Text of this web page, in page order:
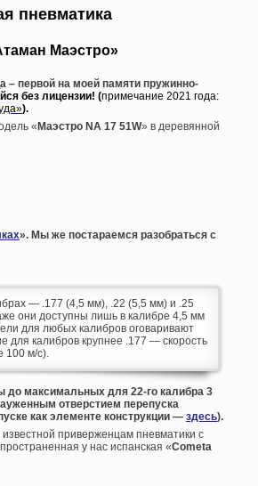
пневматика
Маэстро»
– первой на моей памяти пружинно-
без лицензии! (примечание 2021 года:
).
« Маэстро NA 17 51W» в деревянной
». Мы же постараемся разобраться с
— .177 (4,5 мм), .22 (5,5 мм) и .25
они доступны лишь в калибре 4,5 мм
для любых калибров оговаривают
для калибров крупнее .177 — скорость
100 м/с).
до максимальных для 22-го калибра 3
отверстием перепуска
как элементе конструкции — здесь).
приверженцам пневматики с
у нас испанская «Cometa